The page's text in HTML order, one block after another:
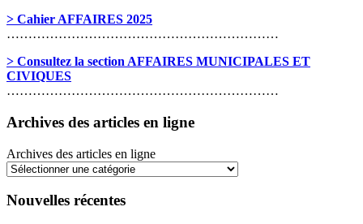
> Cahier AFFAIRES 2025
………………………………………………………
> Consultez la section AFFAIRES MUNICIPALES ET
CIVIQUES
………………………………………………………
Archives des articles en ligne
Archives des articles en ligne
Nouvelles récentes